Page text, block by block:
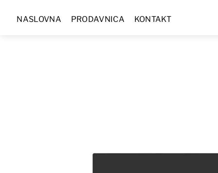
NASLOVNA PRODAVNICA KONTAKT